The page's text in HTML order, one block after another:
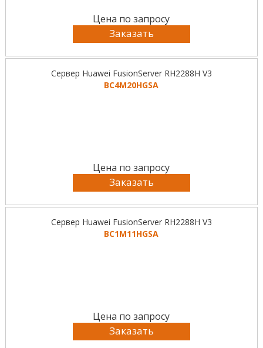
Цена по запросу
Заказать
Сервер Huawei FusionServer RH2288H V3
BC4M20HGSA
Цена по запросу
Заказать
Сервер Huawei FusionServer RH2288H V3
BC1M11HGSA
Цена по запросу
Заказать